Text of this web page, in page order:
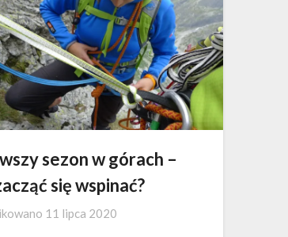
sezon w górach –
się wspinać?
11 lipca 2020